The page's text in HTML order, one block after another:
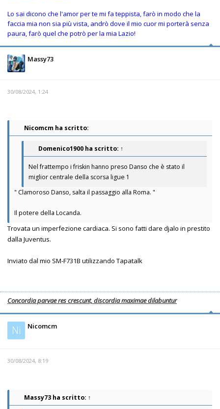
Lo sai dicono che l'amor per te mi fa teppista, farò in modo che la
faccia mia non sia più vista, andrò dove il mio cuor mi porterà senza
paura, farò quel che potrò per la mia Lazio!
Massy73
30/08/2024, 1:24
Nicomcm ha scritto:
Domenico1900 ha scritto: ↑
Nel frattempo i friskin hanno preso Danso che è stato il
miglior centrale della scorsa ligue 1
" Clamoroso Danso, salta il passaggio alla Roma. "
Il potere della Locanda.
Trovata un imperfezione cardiaca. Si sono fatti dare djalo in prestito
dalla Juventus.
Inviato dal mio SM-F731B utilizzando Tapatalk
Concordia parvae res crescunt, discordia maximae dilabuntur
Ni Nicomcm
30/08/2024, 8:19
Massy73 ha scritto: ↑